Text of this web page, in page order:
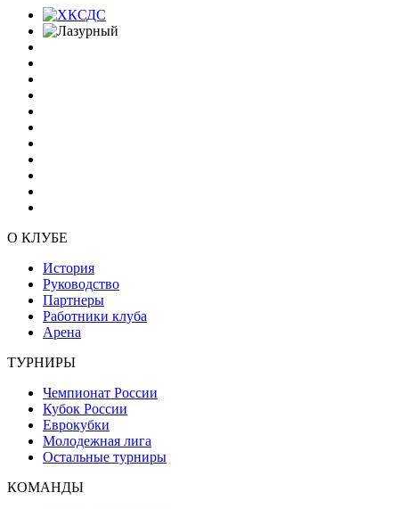
О КЛУБЕ
История
Руководство
Партнеры
Работники клуба
Арена
ТУРНИРЫ
Чемпионат России
Кубок России
Еврокубки
Молодежная лига
Остальные турниры
КОМАНДЫ